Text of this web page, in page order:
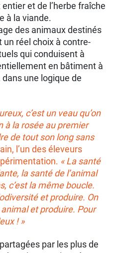
et de l’herbe fraîche
à la viande.
des animaux destinés
un réel choix à contre-
qui conduisent à
en bâtiment à
une logique de
c’est un veau qu’on
à la rosée au premier
de tout son long sans
l’un des éleveurs
«La santé
la santé de l’animal
c’est la même boucle.
et produire. On
et produire. Pour
! »
par les plus de